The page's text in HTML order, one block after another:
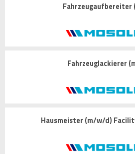
Fahrzeugaufbereiter
Fahrzeuglackierer
Hausmeister (m/w/d)